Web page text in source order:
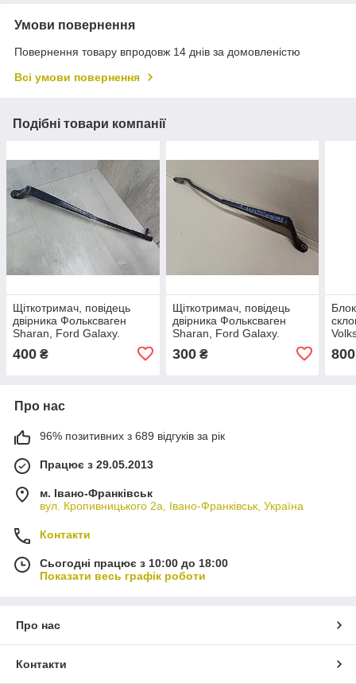
Умови повернення
Повернення товару впродовж 14 днів за домовленістю
Всі умови повернення
Подібні товари компанії
Щіткотримач, повідець
двірника Фольксваген
Sharan, Ford Galaxy.
7M3955410.
400 ₴
Щіткотримач, повідець
двірника Фольксваген
Sharan, Ford Galaxy.
300₴ 800
Про нас
96% позитивних з 689 відгуків за рік
Працює з 29.05.2013
м. Івано-Франківськ
вул. Кропивницького 2а, Івано-Франківськ, Україна
Контакти
Сьогодні працює з 10:00 до 18:00
Показати весь графік роботи
Про нас
Контакти